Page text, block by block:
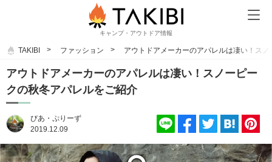
キャンプ・アウトドア情報
TAKIBI ファッション アウトドアメーカーのアパレルは凄い！ス
アウトドアメーカーのアパレルは凄い！スノーピー
クの秋冬アパレルをご紹介
びあ・ぷりーず
2019.12.09